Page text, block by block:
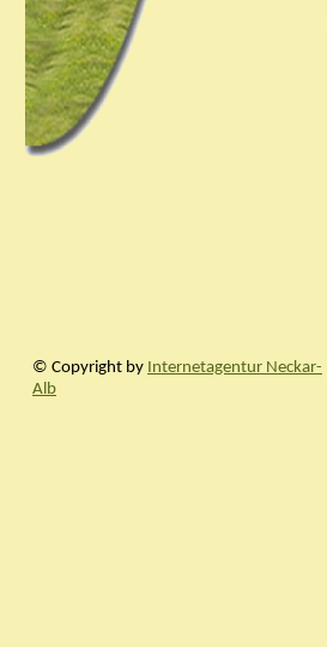
© Copyright by Internetagentur Neckar-
Alb